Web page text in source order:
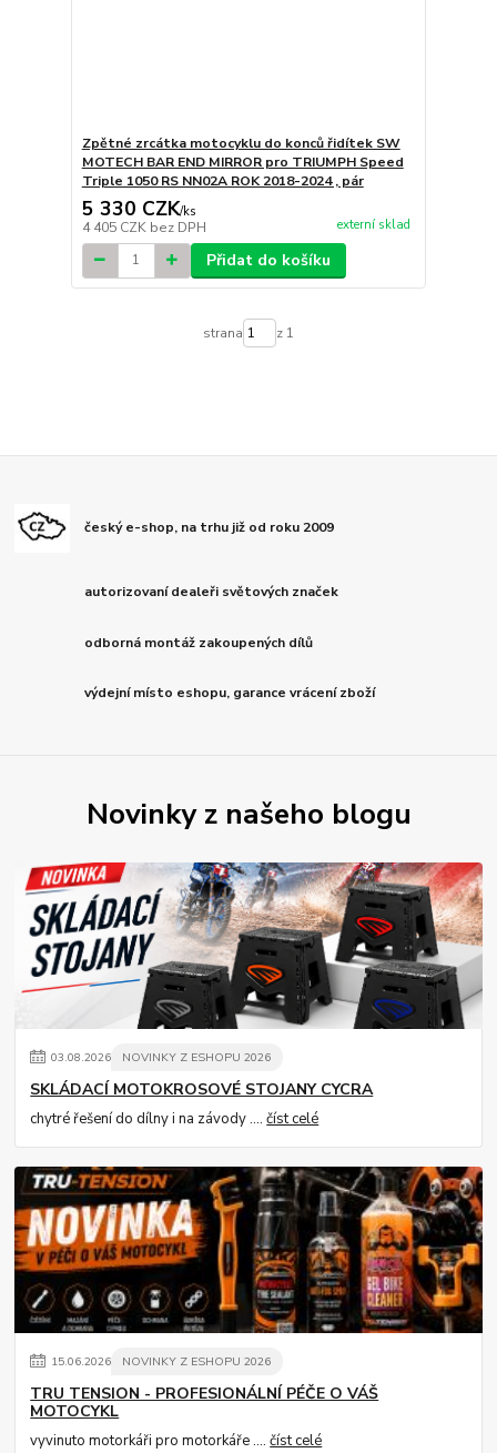
Zpětné zrcátka motocyklu do konců řidítek SW
MOTECH BAR END MIRROR pro TRIUMPH Speed
Triple 1050 RS NN02A ROK 2018-2024 , pár
5 330 CZK/ks
4 405 CZK bez DPH externí sklad
Přidat do košíku
strana z 1
český e-shop, na trhu již od roku 2009
autorizovaní dealeři světových značek
odborná montáž zakoupených dílů
výdejní místo eshopu, garance vrácení zboží
Novinky z našeho blogu
03.08.2026 NOVINKY Z ESHOPU 2026
SKLÁDACÍ MOTOKROSOVÉ STOJANY CYCRA
chytré řešení do dílny i na závody ....číst celé
15.06.2026 NOVINKY Z ESHOPU 2026
TRU TENSION - PROFESIONÁLNÍ PÉČE O VÁŠ
MOTOCYKL
vyvinuto motorkáři pro motorkáře ....číst celé